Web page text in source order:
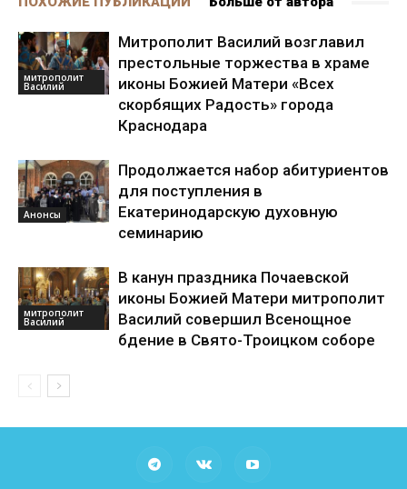
митрополит
Василий
Митрополит Василий возглавил
престольные торжества в храме
иконы Божией Матери «Всех
скорбящих Радость» города
Краснодара
Анонсы
Продолжается набор абитуриентов
для поступления в
Екатеринодарскую духовную
семинарию
митрополит
Василий
В канун праздника Почаевской
иконы Божией Матери митрополит
Василий совершил Всенощное
бдение в Свято-Троицком соборе